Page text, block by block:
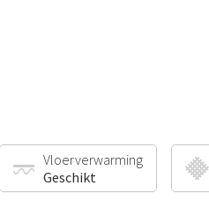
Vloerverwarming
Geschikt